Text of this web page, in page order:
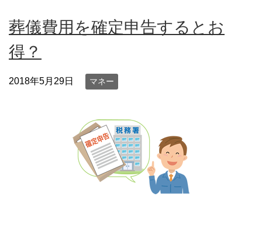
葬儀費用を確定申告するとお
得？
2018年5月29日 マネー